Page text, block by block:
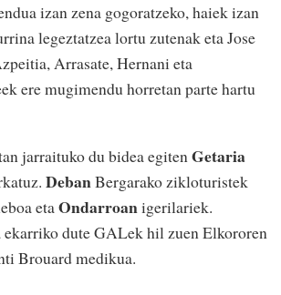
izan zena gogoratzeko, haiek izan
legeztatzea lortu zutenak eta Jose
Arrasate, Hernani eta
ere mugimendu horretan parte hartu
jarraituko du bidea egitenGetaria
DebanBergarako zikloturistek
etaOndarroanigerilariek.
ekarriko dute GALek hil zuen Elkororen
Brouard medikua.